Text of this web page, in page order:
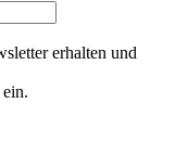
erhalten und